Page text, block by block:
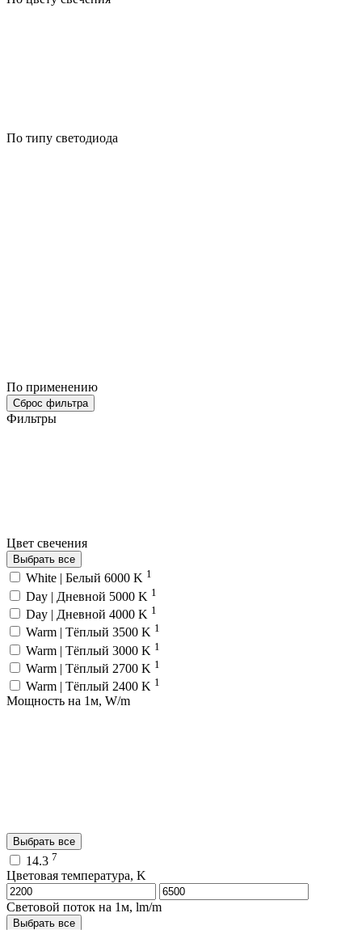
По типу светодиода
По применению
Сброс фильтра
Фильтры
Цвет свечения
Выбрать все
White | Белый 6000 K 1
Day | Дневной 5000 K 1
Day | Дневной 4000 K 1
Warm | Тёплый 3500 K 1
Warm | Тёплый 3000 K 1
Warm | Тёплый 2700 K 1
Warm | Тёплый 2400 K 1
Мощность на 1м, W/m
Выбрать все
14.3 7
Цветовая температура, K
Световой поток на 1м, lm/m
Выбрать все